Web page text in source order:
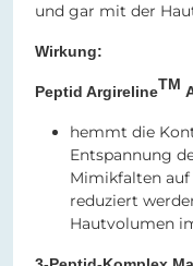
und gar mit der
Wirkung:
Peptid ArgirelineTM
hemmt die
Entspannung
Mimikfalten
reduziert
Hautvolumen